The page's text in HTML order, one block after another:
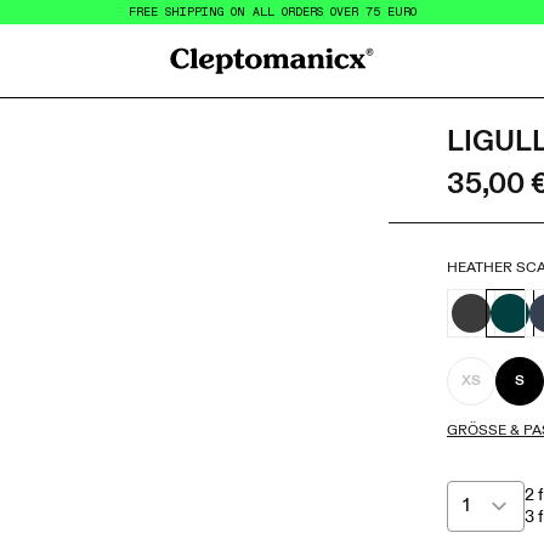
FREE SHIPPING ON ALL ORDERS OVER 75 EURO
Cleptomanicx
35,00
HEATHER
XS S
GRÖSSE &
2
3